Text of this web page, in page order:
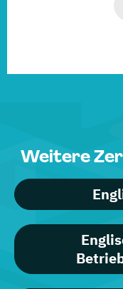
Weitere